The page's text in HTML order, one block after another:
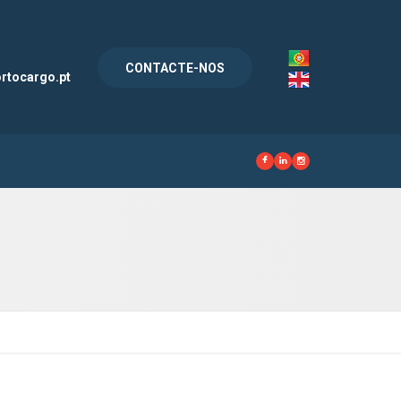
CONTACTE-NOS